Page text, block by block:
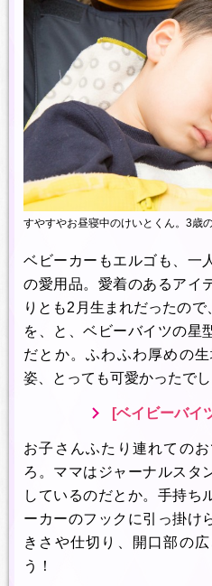
すやすやお昼寝中のけいとくん。3歳
ベビーカーもエルゴも、一
の愛用品。愛着のあるアイ
りとも2月生まれだったの
を、と、ベビーバイツの星
だとか。ふわふわ厚めの
姿、とっても可愛かったで
[ベイビーバイ
お子さんふたり連れての
ろ。ママはジャーナルスタ
しているのだとか。手持ち
ーカーのフックに引っ掛け
きさや仕切り、開口部の
う！